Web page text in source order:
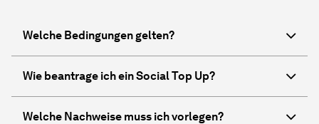
Welche Bedingungen gelten?
Wie beantrage ich ein Social Top Up?
Welche Nachweise muss ich vorlegen?